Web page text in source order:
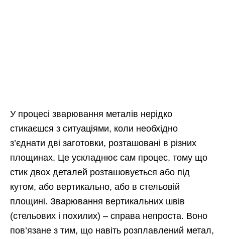
У процесі зварювання металів нерідко
стикаєшся з ситуаціями, коли необхідно
з’єднати дві заготовки, розташовані в різних
площинах. Це ускладнює сам процес, тому що
стик двох деталей розташовується або під
кутом, або вертикально, або в стельовій
площині. Зварювання вертикальних швів
(стельових і похилих) – справа непроста. Воно
пов’язане з тим, що навіть розплавлений метал,